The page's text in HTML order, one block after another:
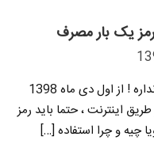
یک بار مصرف
رمز دوم پویا رو باید فعال کنید ، دیگه راه نداره ! از اول دی ماه 1398
اینترنت ، حتما باید رمز
چیه و چرا استفاده […]